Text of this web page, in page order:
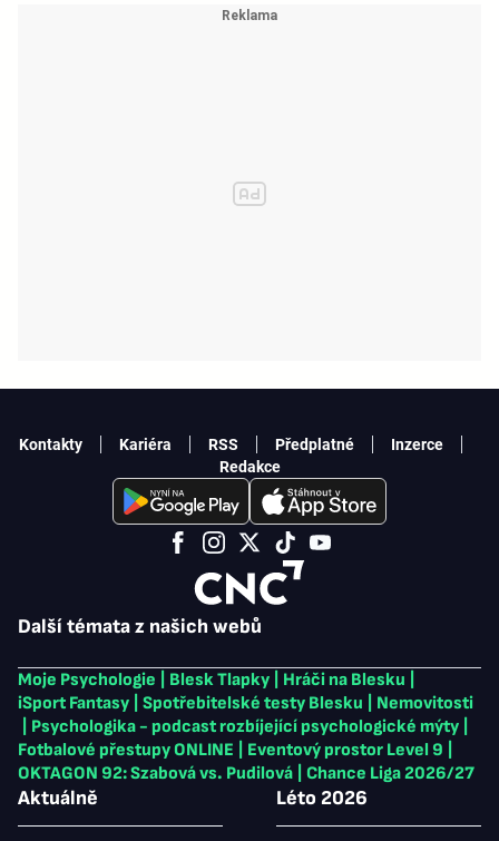
Další témata z našich webů
Moje Psychologie Blesk Tlapky Hráči na Blesku
iSport Fantasy
Spotřebitelské testy Blesku
Nemovitosti
Psychologika - podcast rozbíjející psychologické mýty
Fotbalové přestupy ONLINE
Eventový prostor Level 9
OKTAGON 92: Szabová vs. Pudilová
Chance Liga 2026/27
Aktuálně Léto 2026
Kontakty Kariéra RSS Předplatné
Inzerce
Redakce